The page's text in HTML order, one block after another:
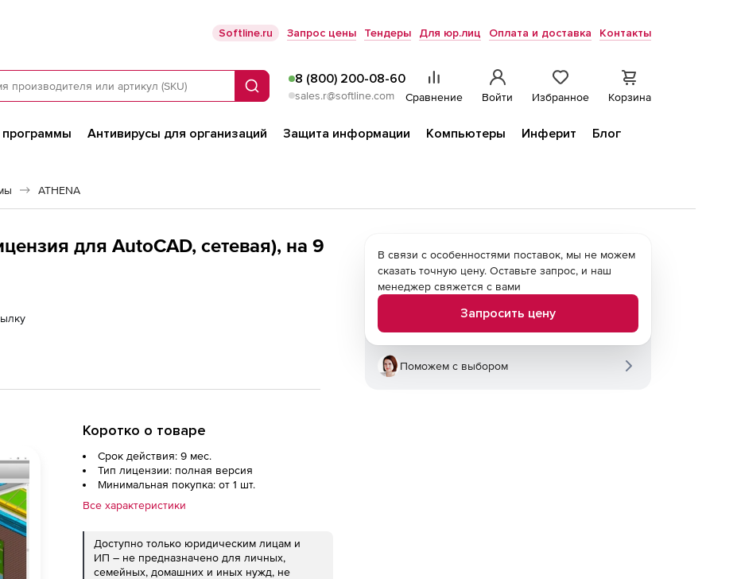
Softline.ru Запрос цены Тендеры Для юр.лиц Оплата и доставка Контакты
Поиск
8 (800) 200-08-60
sales.r@softline.com Сравнение Войти Избранное Корзина
Антивирусы для организаций Защита информации Компьютеры Инферит
Блог
ATHENA
для AutoCAD, сетевая), на 9
Коротко о товаре
Срок действия: 9 мес.
Тип лицензии: полная версия
Минимальная покупка: от 1 шт.
Все характеристики
Доступно только юридическим лицам и
ИП – не предназначено для личных,
семейных, домашних и иных нужд, не
В связи с особенностями поставок, мы не можем
сказать точную цену. Оставьте запрос, и наш
менеджер свяжется с вами
Запросить цену
Поможем с выбором